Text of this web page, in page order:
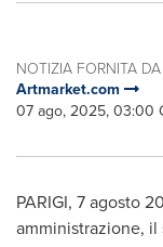
NOTIZIA FORNITA DA
Artmarket.com
07 ago, 2025, 03:00
PARIGI, 7 agosto
amministrazione,